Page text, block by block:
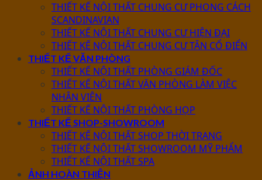
THIẾT KẾ NỘI THẤT CHUNG CƯ PHONG CÁCH
SCANDINAVIAN
THIẾT KẾ NỘI THẤT CHUNG CƯ HIỆN ĐẠI
THIẾT KẾ NỘI THẤT CHUNG CƯ TÂN CỔ ĐIỂN
THIẾT KẾ VĂN PHÒNG
THIẾT KẾ NỘI THẤT PHÒNG GIÁM ĐỐC
THIẾT KẾ NỘI THẤT VĂN PHÒNG LÀM VIỆC
NHÂN VIÊN
THIẾT KẾ NỘI THẤT PHÒNG HỌP
THIẾT KẾ SHOP-SHOWROOM
THIẾT KẾ NỘI THẤT SHOP THỜI TRANG
THIẾT KẾ NỘI THẤT SHOWROOM MỸ PHẨM
THIẾT KẾ NỘI THẤT SPA
ẢNH HOÀN THIỆN